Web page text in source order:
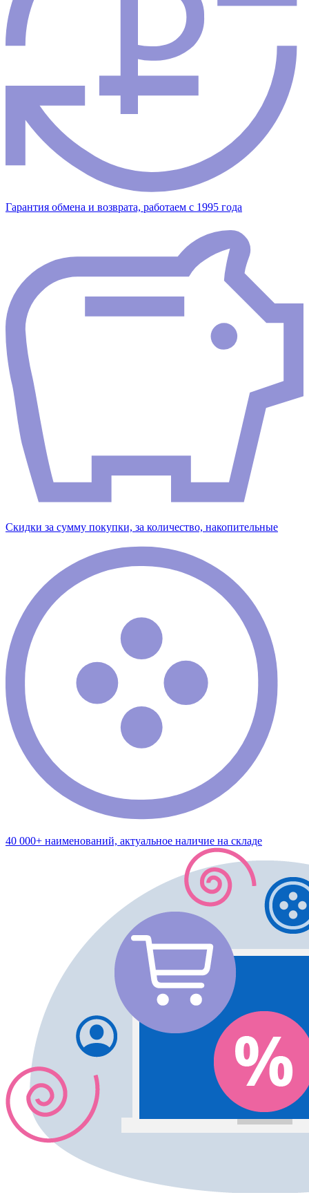
Гарантия обмена и возврата, работаем с 1995 года
Скидки за сумму покупки, за количество, накопительные
40 000+ наименований, актуальное наличие на складе